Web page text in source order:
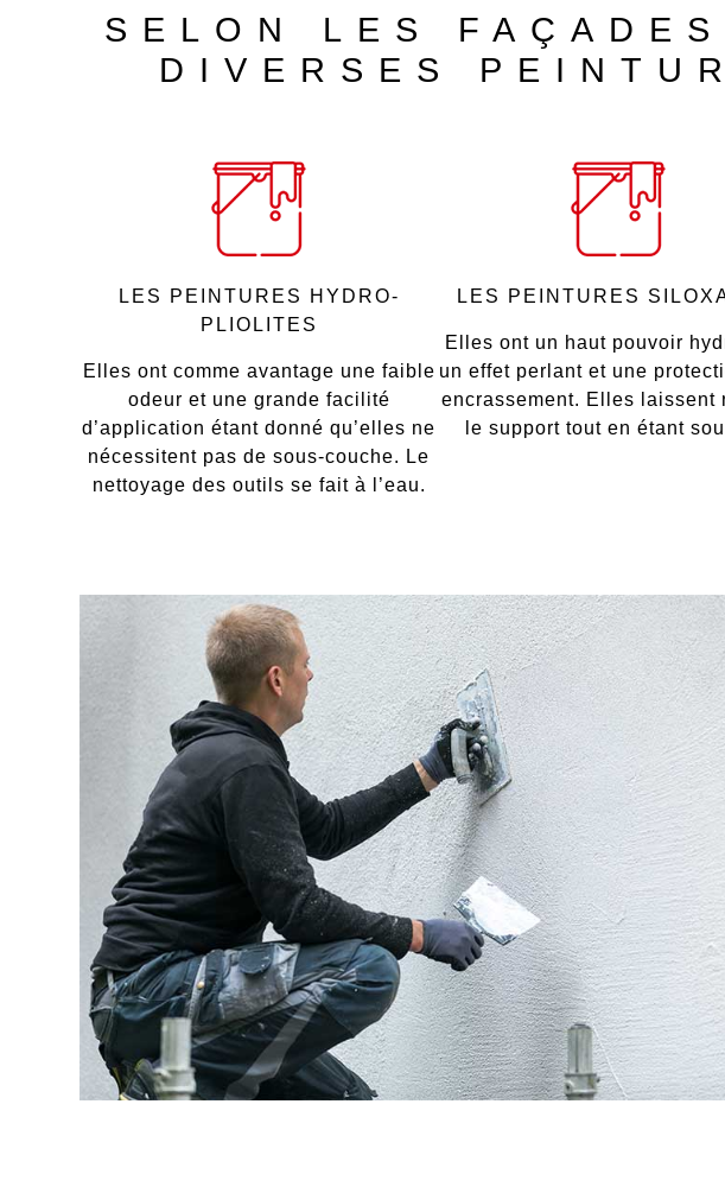
SELON LES
DIVERSES
LES PEINTURES HYDRO-
PLIOLITES
Elles ont comme avantage une faible
odeur et une grande facilité
d’application étant donné qu’elles ne
nécessitent pas de sous-couche. Le
nettoyage des outils se fait à l’eau.
LES PEINTURES
Elles ont un haut pouvoir
un effet perlant et une
encrassement. Elles laissent
le support tout en étant